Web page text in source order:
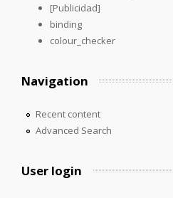
[Publicidad]
binding
colour_checker
Navigation
Recent content
Advanced Search
User login